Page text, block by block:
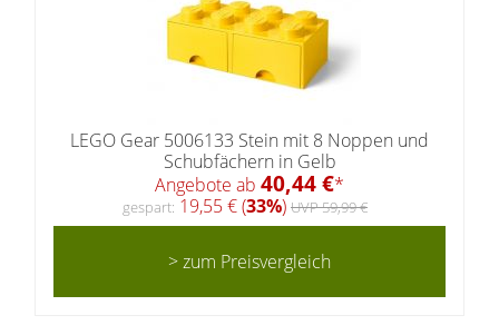
LEGO Gear 5006133 Stein mit 8 Noppen und
Schubfächern in Gelb
Angebote ab 40,44 €*
gespart: 19,55 € (33%) UVP 59,99 €
> zum Preisvergleich